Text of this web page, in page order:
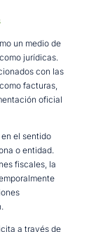
un medio de
jurídicas.
con las
facturas,
oficial
el sentido
o entidad.
fiscales, la
a través de